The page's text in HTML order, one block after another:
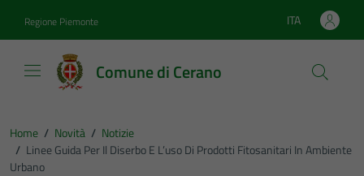
Regione Piemonte Lingua attiva:
ITA
Comune di Cerano
Home / Novità / Notizie
/ Linee Guida Per Il Diserbo E L’uso Di Prodotti Fitosanitari In Ambiente
Urbano